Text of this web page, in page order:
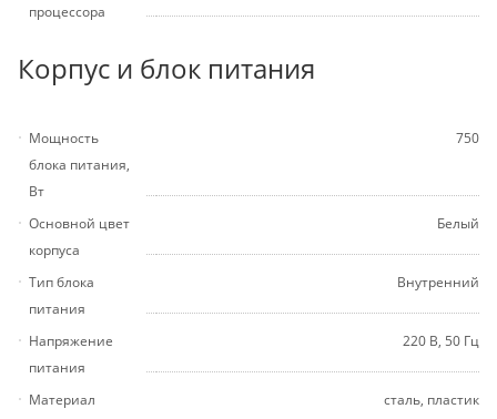
процессора
Корпус и блок питания
Мощность
блока питания,
Вт
750
Основной цвет
корпуса
Белый
Тип блока
питания
Внутренний
Напряжение
питания
220 В, 50 Гц
Материал
сталь, пластик